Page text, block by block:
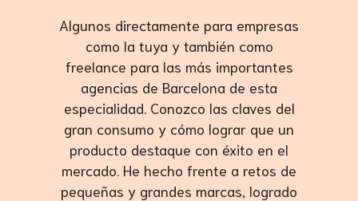
Algunos directamente para empresas
como la tuya y también como
freelance para las más importantes
agencias de Barcelona de esta
especialidad. Conozco las claves del
gran consumo y cómo lograr que un
producto destaque con éxito en el
mercado. He hecho frente a retos de
pequeñas y grandes marcas, logrado